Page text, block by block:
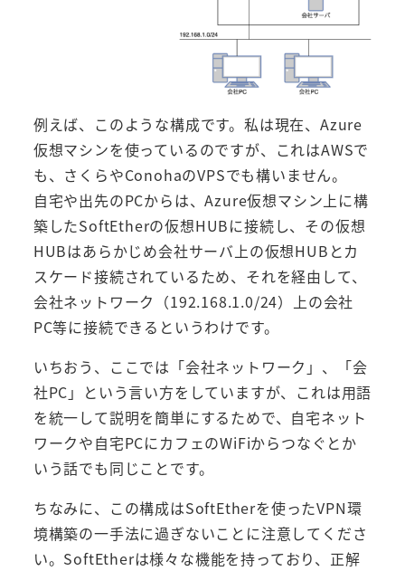
例えば、このような構成です。私は現在、Azure
仮想マシンを使っているのですが、これはAWSで
も、さくらやConohaのVPSでも構いません。
自宅や出先のPCからは、Azure仮想マシン上に構
築したSoftEtherの仮想HUBに接続し、その仮想
HUBはあらかじめ会社サーバ上の仮想HUBとカ
スケード接続されているため、それを経由して、
会社ネットワーク（192.168.1.0/24）上の会社
PC等に接続できるというわけです。
いちおう、ここでは「会社ネットワーク」、「会
社PC」という言い方をしていますが、これは用語
を統一して説明を簡単にするためで、自宅ネット
ワークや自宅PCにカフェのWiFiからつなぐとか
いう話でも同じことです。
ちなみに、この構成はSoftEtherを使ったVPN環
境構築の一手法に過ぎないことに注意してくださ
い。SoftEtherは様々な機能を持っており、正解